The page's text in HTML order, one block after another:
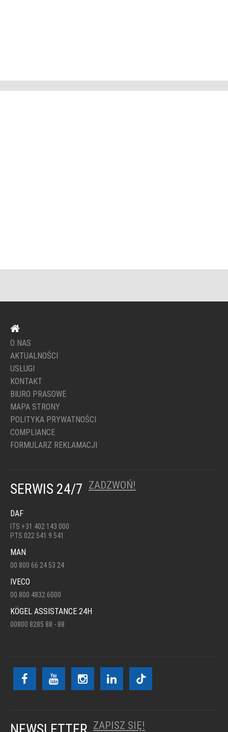
O NAS
AKTUALNOŚCI
USŁUGI
KONTAKT
BIURO PRASOWE
MAPA STRONY
POLITYKA PRYWATNOŚCI
COMPLIANCE
FORMULARZ REKLAMACJI
SERWIS 24/7 ZADZWOŃ!
DAF
ITS +31 402 143 000
PTS 022 541 9 541
MAN
00 800 66 24 53 24
IVECO
00 800 4832 6000
KÖGEL ASSISTANCE 24H
00800 8285 88 - 88
ZAPISZ SIĘ!